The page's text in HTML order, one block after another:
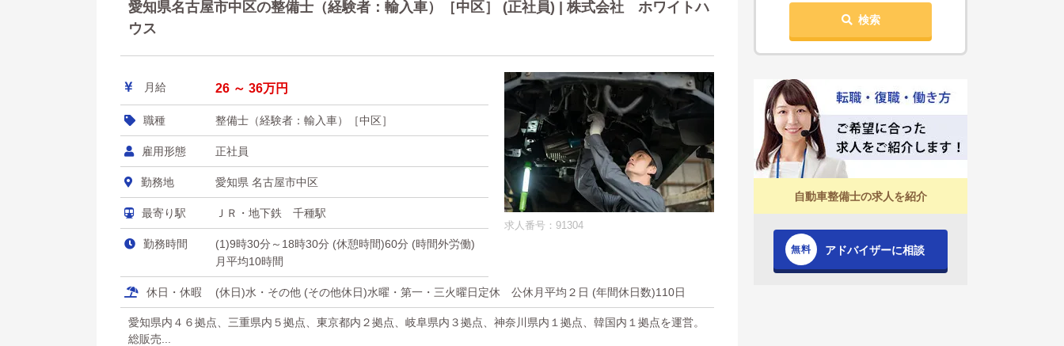
愛知県名古屋市中区の整備士（経験者：輸入車）［中区］ (正社員) | 株式会社 ホワイトハ
ウス
求人番号：91304
月給 26 ～ 36万円
職種 整備士（経験者：輸入車）［中区］
雇用形態 正社員
勤務地 愛知県 名古屋市中区
最寄り駅 ＪＲ・地下鉄 千種駅
勤務時間
(1)9時30分～18時30分 (休憩時間)60分 (時間外労働)
月平均10時間
休日・休暇 (休日)水・その他 (その他休日)水曜・第一・三火曜日定休 公休月平均２日 (年間休日数)110日
愛知県内４６拠点、三重県内５拠点、東京都内２拠点、岐阜県内３拠点、神奈川県内１拠点、韓国内１拠点を運営。
総販売...
検索
自動車整備士の求人を紹介
アドバイザーに相談